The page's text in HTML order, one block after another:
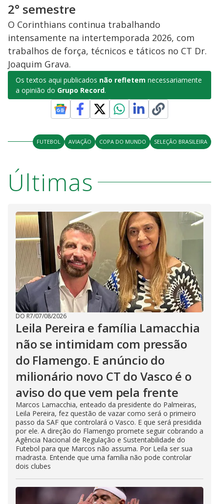
2° semestre
O Corinthians continua trabalhando
intensamente na intertemporada 2026, com
trabalhos de força, técnicos e táticos no CT Dr.
Joaquim Grava.
Os textos aqui publicados não refletem necessariamente
a opinião do Grupo Record.
FUTEBOL AVIAÇÃO COPA DO MUNDO SELEÇÃO BRASILEIRA
Últimas
DO R7/07/08/2026
Leila Pereira e família Lamacchia
não se intimidam com pressão
do Flamengo. E anúncio do
milionário novo CT do Vasco é o
aviso do que vem pela frente
Marcos Lamacchia, enteado da presidente do Palmeiras,
Leila Pereira, fez questão de vazar como será o primeiro
passo da SAF que controlará o Vasco. E que será presidida
por ele. A direção do Flamengo promete seguir cobrando a
Agência Nacional de Regulação e Sustentabilidade do
Futebol para que Marcos não assuma. Por Leila ser sua
madrasta. Entende que uma família não pode controlar
dois clubes